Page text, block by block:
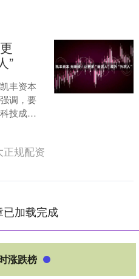
”
丰资本
调，要
技成果
业新质
正规配资
已加载完成
涨跌榜